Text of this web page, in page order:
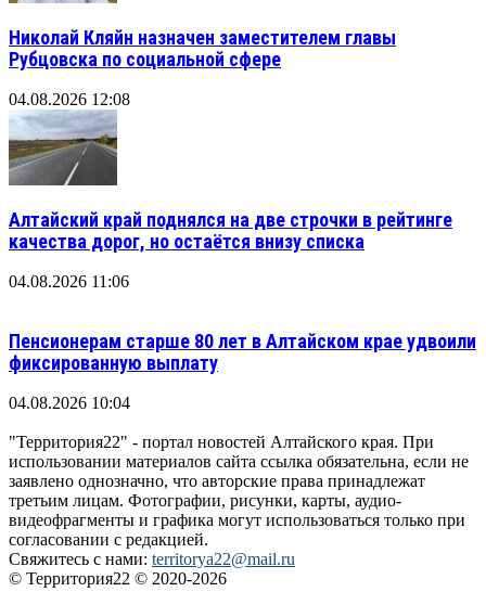
Николай Кляйн назначен заместителем главы
Рубцовска по социальной сфере
04.08.2026 12:08
Алтайский край поднялся на две строчки в рейтинге
качества дорог, но остаётся внизу списка
04.08.2026 11:06
Пенсионерам старше 80 лет в Алтайском крае удвоили
фиксированную выплату
04.08.2026 10:04
"Территория22" - портал новостей Алтайского края. При
использовании материалов сайта ссылка обязательна, если не
заявлено однозначно, что авторские права принадлежат
третьим лицам. Фотографии, рисунки, карты, аудио-
видеофрагменты и графика могут использоваться только при
согласовании с редакцией.
Свяжитесь с нами: territorya22@mail.ru
© Территория22 © 2020-2026